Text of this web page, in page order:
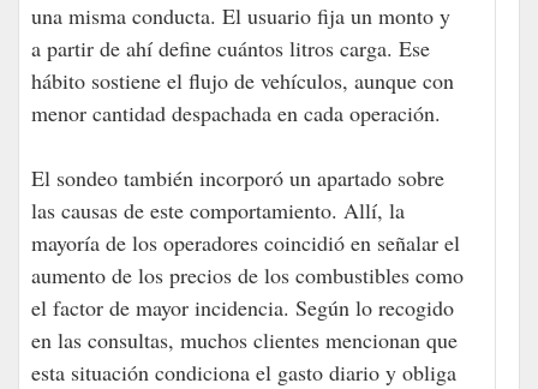
una misma conducta. El usuario fija un monto y
a partir de ahí define cuántos litros carga. Ese
hábito sostiene el flujo de vehículos, aunque con
menor cantidad despachada en cada operación.
El sondeo también incorporó un apartado sobre
las causas de este comportamiento. Allí, la
mayoría de los operadores coincidió en señalar el
aumento de los precios de los combustibles como
el factor de mayor incidencia. Según lo recogido
en las consultas, muchos clientes mencionan que
esta situación condiciona el gasto diario y obliga